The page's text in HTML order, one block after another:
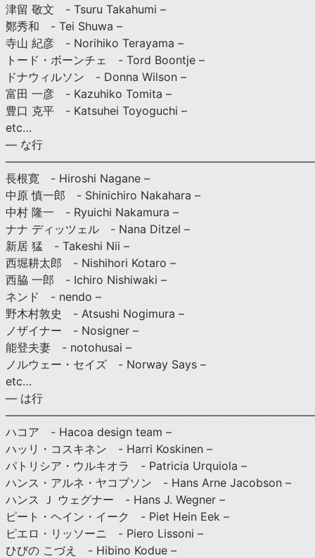
津留 敬文 - Tsuru Takahumi –
鄭秀和 - Tei Shuwa –
寺山 紀彦 - Norihiko Terayama –
トード・ボーンチェ - Tord Boontje –
ドナウィルソン - Donna Wilson –
富田 一彦 - Kazuhiko Tomita –
豊口 克平 - Katsuhei Toyoguchi –
etc…
— な行
長根寛 - Hiroshi Nagane –
中原 慎一郎 - Shinichiro Nakahara –
中村 隆一 - Ryuichi Nakamura –
ナナ ディッツェル - Nana Ditzel –
新居 猛 - Takeshi Nii –
西堀耕太郎 - Nishihori Kotaro –
西脇 一郎 - Ichiro Nishiwaki –
ネンド - nendo –
野木村敦史 - Atsushi Nogimura –
ノザイナー - Nosigner –
能登夫妻 - notohusai –
ノルウェー・セイズ - Norway Says –
etc…
— は行
ハコア - Hacoa design team –
ハッリ・コスキネン - Harri Koskinen –
パトリシア・ウルキオラ - Patricia Urquiola –
ハンス・アルネ・ヤコブソン - Hans Arne Jacobson –
ハンス Ｊ ウェグナー - Hans J. Wegner –
ピート・ヘイン・イーク - Piet Hein Eek –
ピエロ・リッソーニ - Piero Lissoni –
ひびの こづえ - Hibino Kodue –